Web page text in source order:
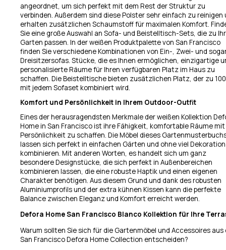
angeordnet, um sich perfekt mit dem Rest der Struktur zu
verbinden. Außerdem sind diese Polster sehr einfach zu reinigen
erhalten zusätzlichen Schaumstoff für maximalen Komfort.
Sie eine große Auswahl an Sofa- und Beistelltisch-Sets, die zu
Garten passen. In der weißen Produktpalette von San Francisco
finden Sie verschiedene Kombinationen von Ein-, Zwei- und
Dreisitzersofas. Stücke, die es Ihnen ermöglichen, einzigartige
personalisierte Räume für Ihren verfügbaren Platz im Haus zu
schaffen. Die Beistelltische bieten zusätzlichen Platz, der zu
mit jedem Sofaset kombiniert wird.
Komfort und Persönlichkeit in Ihrem Outdoor-Outfit
Eines der herausragendsten Merkmale der weißen Kollektion
Home in San Francisco ist ihre Fähigkeit, komfortable Räume
Persönlichkeit zu schaffen. Die Möbel dieses
lassen sich perfekt in einfachen Gärten und ohne viel Dekoration
kombinieren. Mit anderen Worten, es handelt sich um ganz
besondere Designstücke, die sich perfekt in Außenbereichen
kombinieren lassen, die eine robuste Haptik und einen eigenen
Charakter benötigen. Aus diesem Grund und dank des robusten
Aluminiumprofils und der extra kühnen Kissen kann die perfekte
Balance zwischen Eleganz und Komfort erreicht werden.
Defora Home San Francisco Blanco Kollektion für Ihre
Warum sollten Sie sich für die Gartenmöbel und Accessoires aus
San Francisco Defora Home Collection entscheiden?